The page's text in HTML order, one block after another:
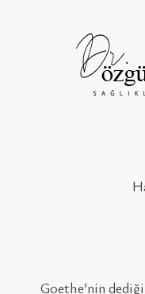
Goethe’nin